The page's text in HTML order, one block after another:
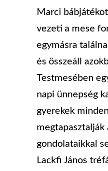
Marci
vezeti a mese
egymásra
és összeáll
Testmesében
napi ünnepség
gyerekek
megtapasztalják
gondolataikkal
Lackfi János